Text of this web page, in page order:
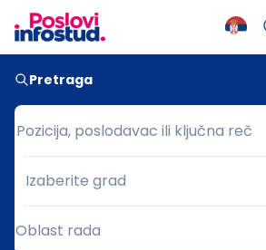
Pretraga
Pozicija, poslodavac ili ključna reč
Pozicija, poslodavac ili ključna reč
Grad
Izaberite grad
Oblast rada